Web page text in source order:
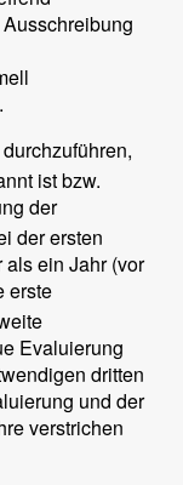
ist bzw.
der
der ersten
ein Jahr (vor
erste
Evaluierung
dritten
und der
verstrichen